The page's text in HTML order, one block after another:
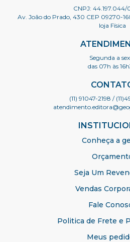
CNPJ: 44.197.044/
Av. João do Prado, 430 CEP 09270-
loja Física
Segunda a
das 07h às
(11) 91047-2198 /
Conheça a
Seja Um
Vendas
Fale
Politica de Frete e
Meus